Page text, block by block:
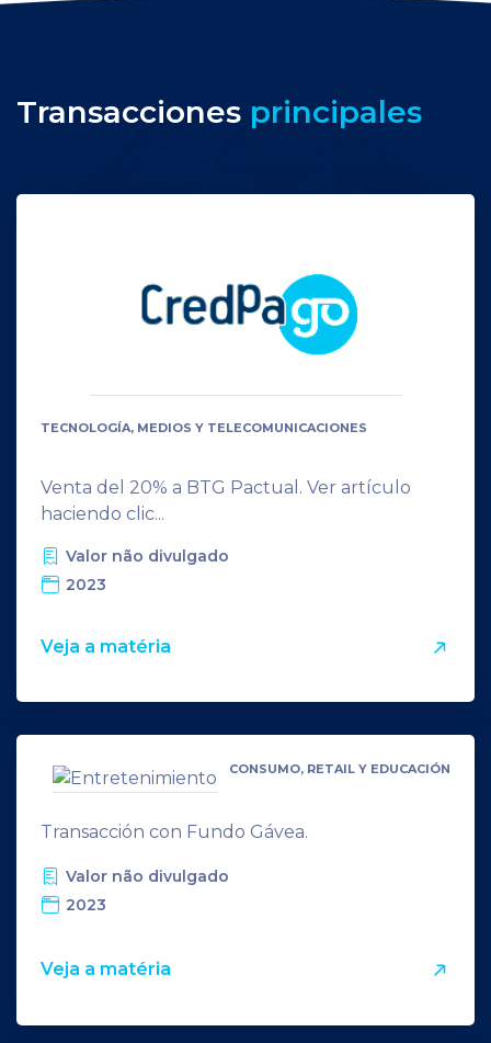
Transacciones principales
TECNOLOGÍA, MEDIOS Y TELECOMUNICACIONES
Venta del 20% a BTG Pactual. Ver artículo
haciendo clic...
Valor não divulgado
2023
Veja a matéria
CONSUMO, RETAIL Y EDUCACIÓN
Transacción con Fundo Gávea.
Valor não divulgado
2023
Veja a matéria